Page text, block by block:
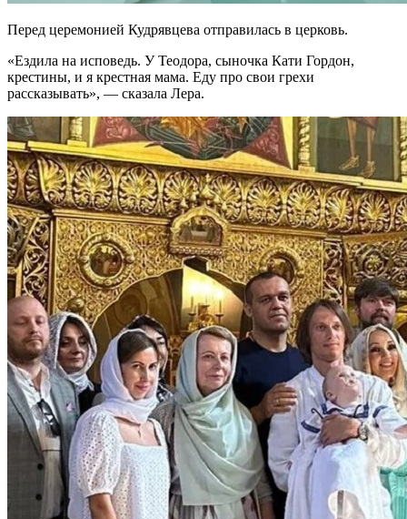
Перед церемонией Кудрявцева отправилась в церковь.
«Ездила на исповедь. У Теодора, сыночка Кати Гордон,
крестины, и я крестная мама. Еду про свои грехи
рассказывать», — сказала Лера.